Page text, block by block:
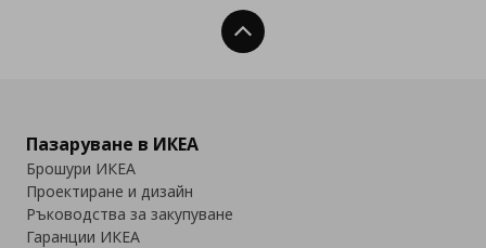
Нагоре
Пазаруване в ИКЕА
Брошури ИКЕА
Проектиране и дизайн
Ръководства за закупуване
Гаранции ИКЕА